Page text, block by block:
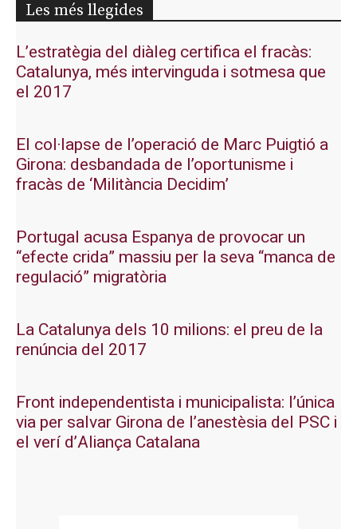
Les més llegides
L’estratègia del diàleg certifica el fracàs:
Catalunya, més intervinguda i sotmesa que
el 2017
El col·lapse de l’operació de Marc Puigtió a
Girona: desbandada de l’oportunisme i
fracàs de ‘Militància Decidim’
Portugal acusa Espanya de provocar un
“efecte crida” massiu per la seva “manca de
regulació” migratòria
La Catalunya dels 10 milions: el preu de la
renúncia del 2017
Front independentista i municipalista: l’única
via per salvar Girona de l’anestèsia del PSC i
el verí d’Aliança Catalana